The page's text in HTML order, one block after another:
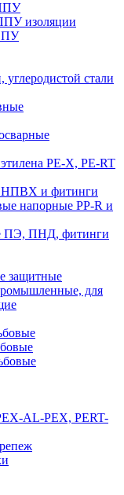
изоляции
стали
PE-X, PE-RT
и фитинги
напорные PP-R и
ПЭ, ПНД, фитинги
защитные
для
AL-PEX, PERT-